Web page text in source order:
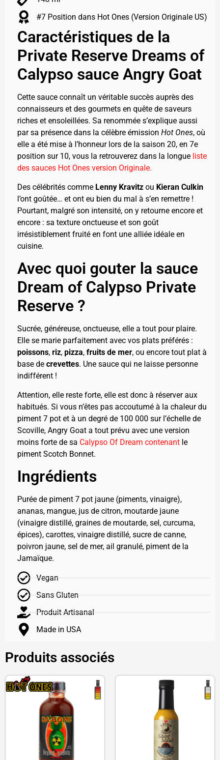
#7 Position dans Hot Ones (Version Originale US)
Caractéristiques de la
Private Reserve Dreams of
Calypso sauce Angry Goat
Cette sauce connaît un véritable succès auprès des
connaisseurs et des gourmets en quête de saveurs
riches et ensoleillées. Sa renommée s’explique aussi
par sa présence dans la célèbre émission Hot Ones, où
elle a été mise à l’honneur lors de la saison 20, en 7e
position sur 10, vous la retrouverez dans la longue liste
des sauces Hot Ones version Originale.
Des célébrités comme Lenny Kravitz ou Kieran Culkin
l’ont goûtée… et ont eu bien du mal à s’en remettre !
Pourtant, malgré son intensité, on y retourne encore et
encore : sa texture onctueuse et son goût
irrésistiblement fruité en font une alliée idéale en
cuisine.
Avec quoi gouter la sauce
Dream of Calypso Private
Reserve ?
Sucrée, généreuse, onctueuse, elle a tout pour plaire.
Elle se marie parfaitement avec vos plats préférés :
poissons, riz, pizza, fruits de mer, ou encore tout plat à
base de crevettes. Une sauce qui ne laisse personne
indifférent !
Attention, elle reste forte, elle est donc à réserver aux
habitués. Si vous n’êtes pas accoutumé à la chaleur du
piment 7 pot et à un degré de 100 000 sur l’échelle de
Scoville, Angry Goat a tout prévu avec une version
moins forte de sa Calypso Of Dream contenant le
piment Scotch Bonnet.
Ingrédients
Purée de piment 7 pot jaune (piments, vinaigre),
ananas, mangue, jus de citron, moutarde jaune
(vinaigre distillé, graines de moutarde, sel, curcuma,
épices), carottes, vinaigre distillé, sucre de canne,
poivron jaune, sel de mer, ail granulé, piment de la
Jamaïque.
Vegan
Sans Gluten
Produit Artisanal
Made in USA
Produits associés